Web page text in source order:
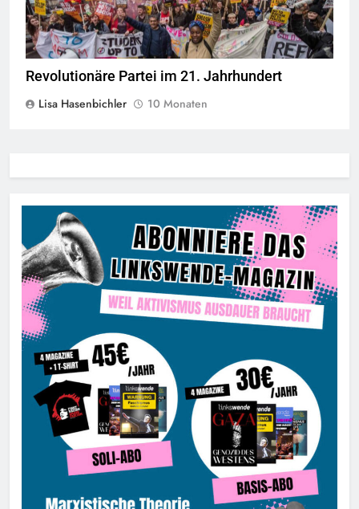
Revolutionäre Partei im 21. Jahrhundert
Lisa Hasenbichler
10 Monaten